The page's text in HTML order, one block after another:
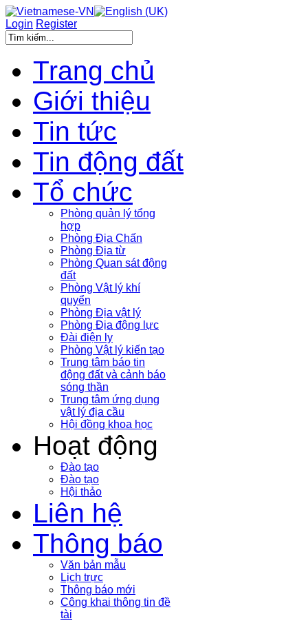
Login Register
Trang chủ
Giới thiệu
Tin tức
Tin động đất
Tổ chức
Phòng quản lý tổng
hợp
Phòng Địa Chấn
Phòng Địa từ
Phòng Quan sát động
đất
Phòng Vật lý khí
quyển
Phòng Địa vật lý
Phòng Địa động lực
Đài điện ly
Phòng Vật lý kiến tạo
Trung tâm báo tin
động đất và cảnh báo
sóng thần
Trung tâm ứng dụng
vật lý địa cầu
Hội đồng khoa học
Hoạt động
Đào tạo
Đào tạo
Hội thảo
Liên hệ
Thông báo
Văn bản mẫu
Lịch trực
Thông báo mới
Công khai thông tin đề
tài